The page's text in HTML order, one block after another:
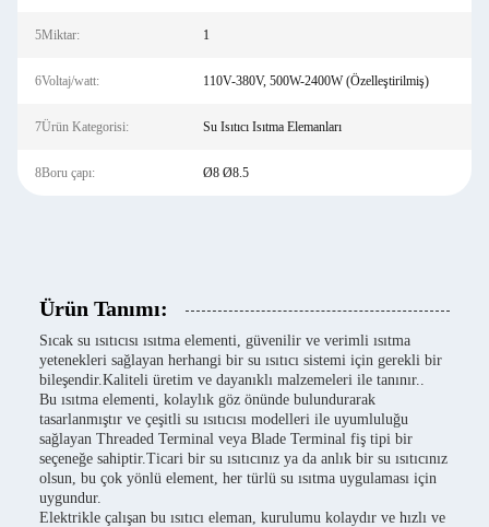
5Miktar: 1
6Voltaj/watt: 110V-380V, 500W-2400W (Özelleştirilmiş)
7Ürün Kategorisi: Su Isıtıcı Isıtma Elemanları
8Boru çapı: Ø8 Ø8.5
Ürün Tanımı:
Sıcak su ısıtıcısı ısıtma elementi, güvenilir ve verimli ısıtma
yetenekleri sağlayan herhangi bir su ısıtıcı sistemi için gerekli bir
bileşendir.Kaliteli üretim ve dayanıklı malzemeleri ile tanınır..
Bu ısıtma elementi, kolaylık göz önünde bulundurarak
tasarlanmıştır ve çeşitli su ısıtıcısı modelleri ile uyumluluğu
sağlayan Threaded Terminal veya Blade Terminal fiş tipi bir
seçeneğe sahiptir.Ticari bir su ısıtıcınız ya da anlık bir su ısıtıcınız
olsun, bu çok yönlü element, her türlü su ısıtma uygulaması için
uygundur.
Elektrikle çalışan bu ısıtıcı eleman, kurulumu kolaydır ve hızlı ve